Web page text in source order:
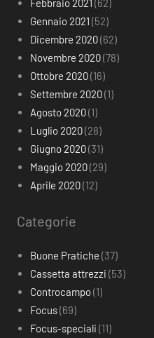
Febbraio 2021 (62)
Gennaio 2021 (52)
Dicembre 2020(62)
Novembre 2020(78)
Ottobre 2020(16)
Settembre 2020(1)
Agosto 2020(1)
Luglio 2020(28)
Giugno 2020(31)
Maggio 2020(29)
Aprile 2020(12)
Categorie
Buone Pratiche (37)
Cassetta attrezzi (53)
Controcampo(1)
Focus(69)
Focus-speciali (11)